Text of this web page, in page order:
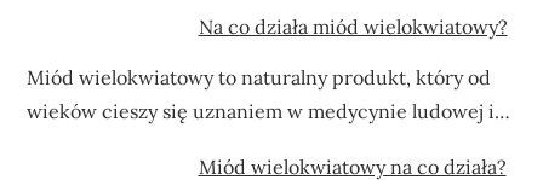
Na co działa miód wielokwiatowy?
Miód wielokwiatowy to naturalny produkt, który od
wieków cieszy się uznaniem w medycynie ludowej i…
Miód wielokwiatowy na co działa?